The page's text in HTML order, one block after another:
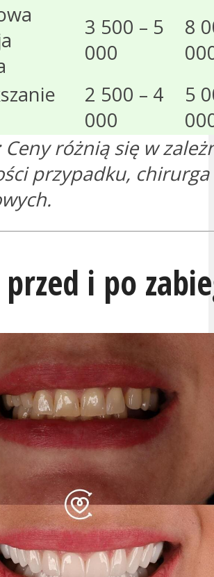
3 500 – 5
000
8
2 500 – 4
000
5
Ceny różnią się w
przypadku, chirurga
i po